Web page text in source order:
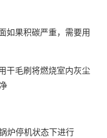
果积碳严重，需要用
毛刷将燃烧室内灰尘
炉停机状态下进行